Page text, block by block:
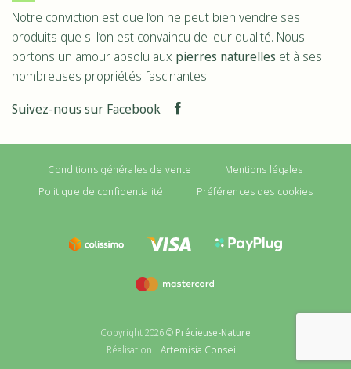
Notre conviction est que l’on ne peut bien vendre ses
produits que si l’on est convaincu de leur qualité. Nous
portons un amour absolu aux pierres naturelles et à ses
nombreuses propriétés fascinantes.
Suivez-nous sur Facebook
Conditions générales de vente
Mentions légales
Politique de confidentialité
Préférences des cookies
Copyright 2026 © Précieuse-Nature
Réalisation
Artemisia Conseil